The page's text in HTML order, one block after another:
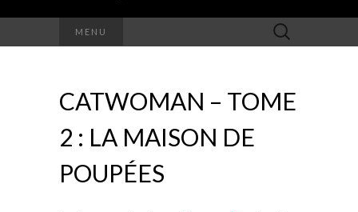
MENU Rechercher :
CATWOMAN – TOME
2 : LA MAISON DE
POUPÉES